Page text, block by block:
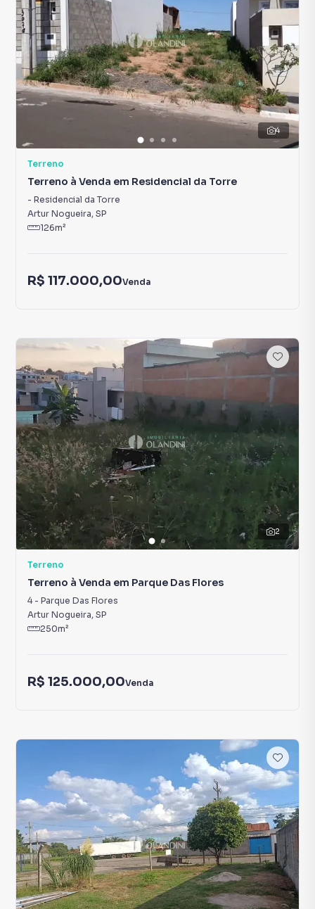
4
Terreno
Terreno à Venda em Residencial da Torre
- Residencial da Torre
Artur Nogueira, SP
126m²
R$ 117.000,00Venda
2
Terreno
Terreno à Venda em Parque Das Flores
4- Parque Das Flores
Artur Nogueira, SP
250m²
R$ 125.000,00Venda